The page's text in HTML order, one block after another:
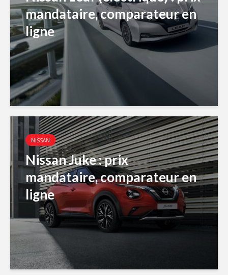
mandataire, comparateur en
ligne
NISSAN
Nissan Juke : prix
mandataire, comparateur en
ligne